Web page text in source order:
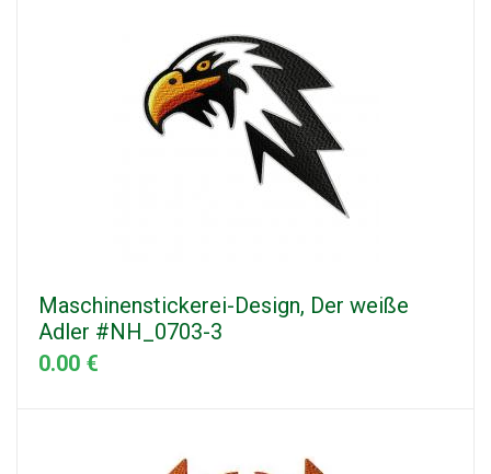
Maschinenstickerei-Design, Der weiße
Adler #NH_0703-3
0.00 €